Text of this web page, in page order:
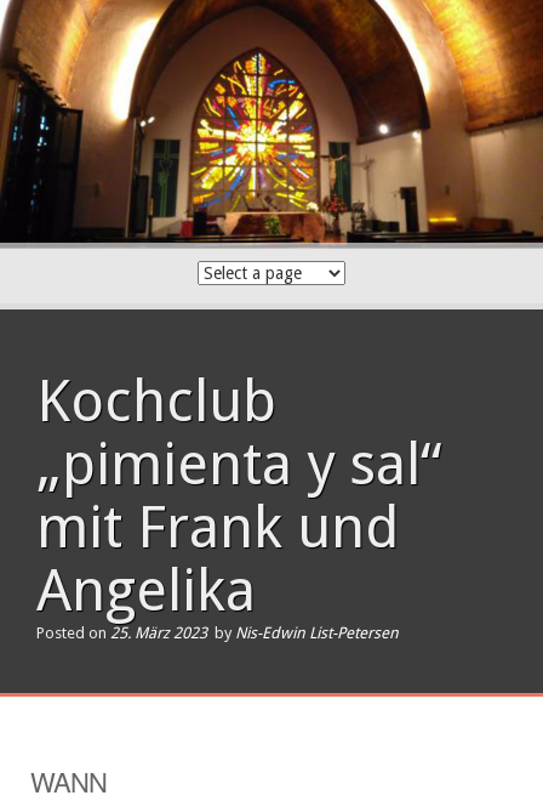
Skip
to
content
Kochclub
„pimienta y sal“
mit Frank und
Angelika
Posted on 25. März 2023 by Nis-Edwin List-Petersen
WANN